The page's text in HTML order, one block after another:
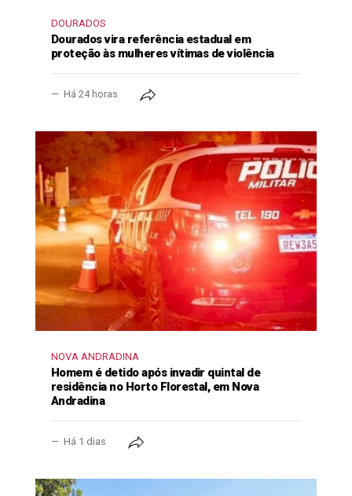
DOURADOS
Dourados vira referência estadual em
proteção às mulheres vítimas de violência
Há 24 horas
NOVA ANDRADINA
Homem é detido após invadir quintal de
residência no Horto Florestal, em Nova
Andradina
Há 1 dias